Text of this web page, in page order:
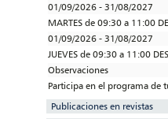
01/09/2026 - 31/08/2027
MARTES de 09:30 a 11:00
01/09/2026 - 31/08/2027
JUEVES de 09:30 a 11:00
Observaciones
Participa en el programa de
Publicaciones en revistas